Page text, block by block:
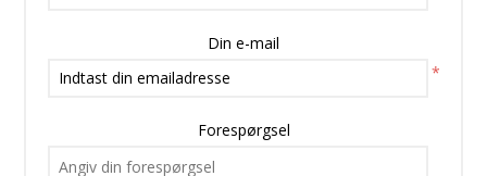
Din e-mail
*
Forespørgsel